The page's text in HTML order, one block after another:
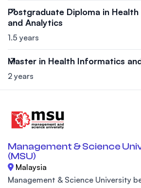
Postgraduate Diploma in
and Analytics
1.5 years
Master in Health Informatics
2 years
Management & Science
(MSU)
Malaysia
Management & Science University